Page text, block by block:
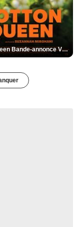
Cotton Queen Bande-annonce VO STFR